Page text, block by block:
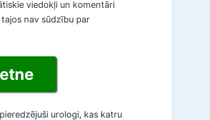
viedokļi un komentāri
nav sūdzību par
urologi, kas katru